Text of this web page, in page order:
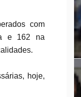
com
e 162 na
hoje,